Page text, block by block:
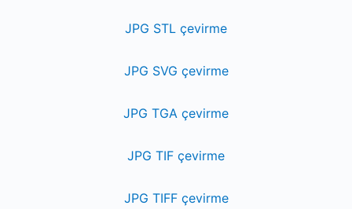
JPG STL çevirme
JPG SVG çevirme
JPG TGA çevirme
JPG TIF çevirme
JPG TIFF çevirme